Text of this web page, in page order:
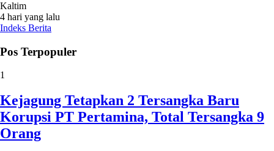
Kaltim
4 hari yang lalu
Indeks Berita
Pos Terpopuler
1
Kejagung Tetapkan 2 Tersangka Baru
Korupsi PT Pertamina, Total Tersangka 9
Orang